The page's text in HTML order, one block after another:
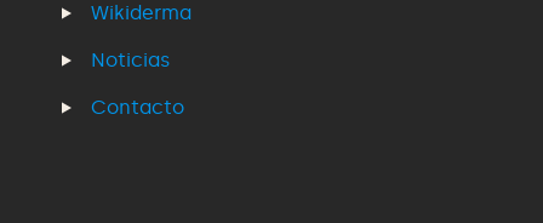
Wikiderma
Noticias
Contacto